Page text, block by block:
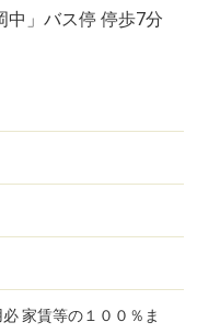
中」バス停 停歩7分
家賃等の１００％ま